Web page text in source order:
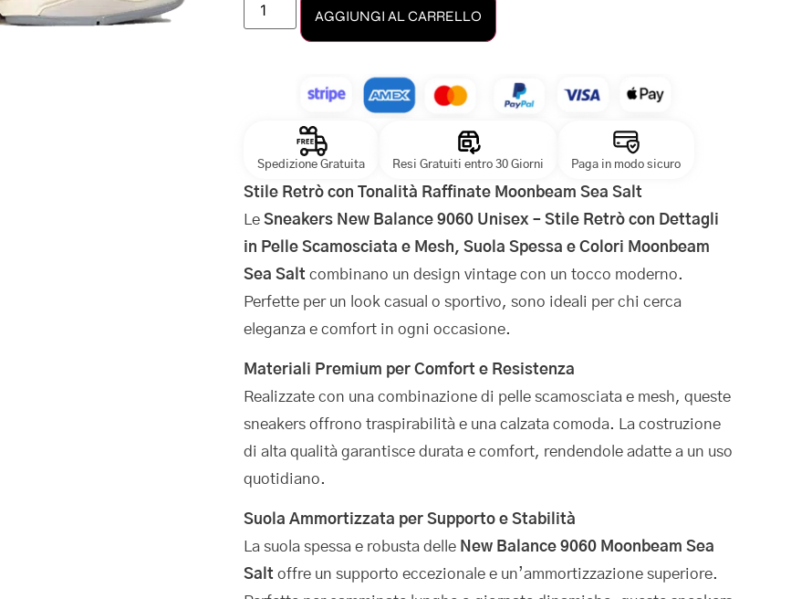
AGGIUNGI AL CARRELLO
Spedizione Gratuita Resi Gratuiti entro 30 Giorni Paga in modo sicuro
Stile Retrò con Tonalità Raffinate Moonbeam Sea Salt
Le Sneakers New Balance 9060 Unisex – Stile Retrò con Dettagli
in Pelle Scamosciata e Mesh, Suola Spessa e Colori Moonbeam
Sea Salt combinano un design vintage con un tocco moderno.
Perfette per un look casual o sportivo, sono ideali per chi cerca
eleganza e comfort in ogni occasione.
Materiali Premium per Comfort e Resistenza
Realizzate con una combinazione di pelle scamosciata e mesh, queste
sneakers offrono traspirabilità e una calzata comoda. La costruzione
di alta qualità garantisce durata e comfort, rendendole adatte a un uso
quotidiano.
Suola Ammortizzata per Supporto e Stabilità
La suola spessa e robusta delle New Balance 9060 Moonbeam Sea
Salt offre un supporto eccezionale e un’ammortizzazione superiore.